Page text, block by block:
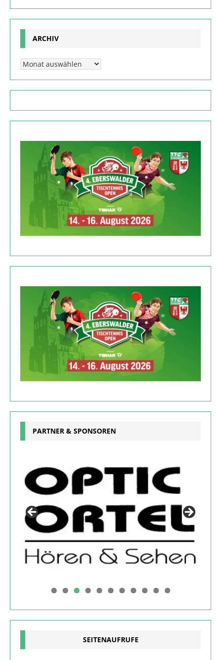
ARCHIV
PARTNER & SPONSOREN
0 1
SEITENAUFRUFE